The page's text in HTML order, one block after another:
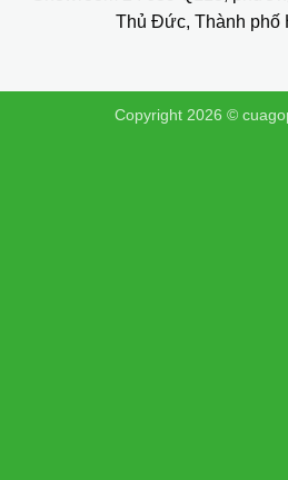
Thủ Đức, Thành phố
Copyright 2026 ©